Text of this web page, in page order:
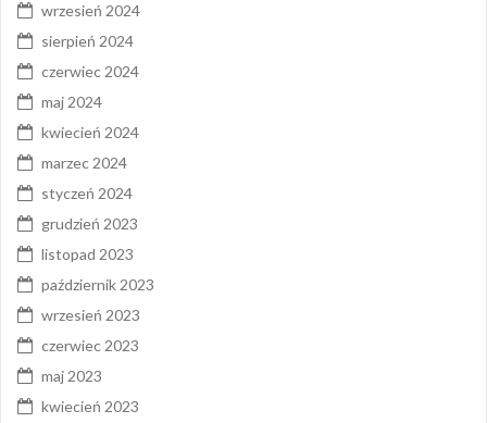
wrzesień 2024
sierpień 2024
czerwiec 2024
maj 2024
kwiecień 2024
marzec 2024
styczeń 2024
grudzień 2023
listopad 2023
październik 2023
wrzesień 2023
czerwiec 2023
maj 2023
kwiecień 2023